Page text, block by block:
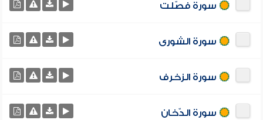
سورة فصّلت
سورة الشورى
سورة الزخرف
سورة الدّخان